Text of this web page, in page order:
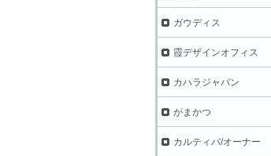
ガウディス
霞デザインオフィス
カハラジャパン
がまかつ
カルティバ/オーナー